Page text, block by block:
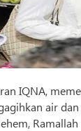
IQNA,
air